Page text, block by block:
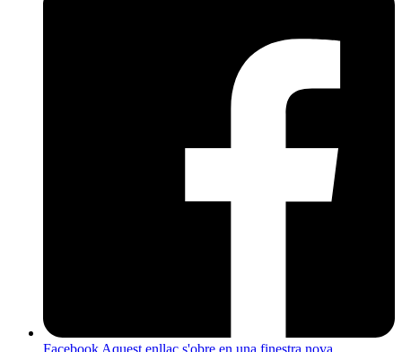
Facebook Aquest enllaç s'obre en una finestra nova